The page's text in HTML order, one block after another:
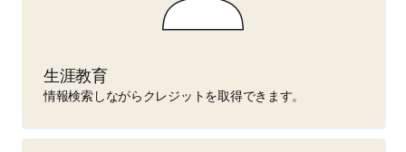
生涯教育
情報検索しながらクレジットを取得できます。